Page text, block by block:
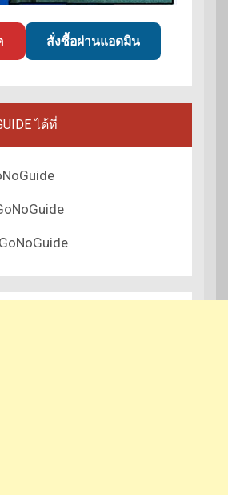
สั่งซื้อผ่านแอดมิน
ได้ที่